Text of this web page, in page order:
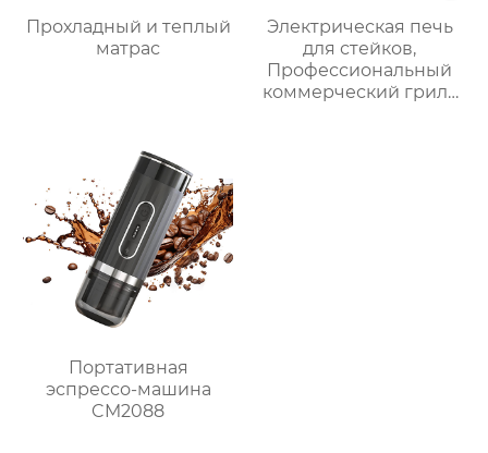
Прохладный и теплый
матрас
Электрическая печь
для стейков,
Профессиональный
коммерческий гриль
Портативная
эспрессо-машина
CM2088